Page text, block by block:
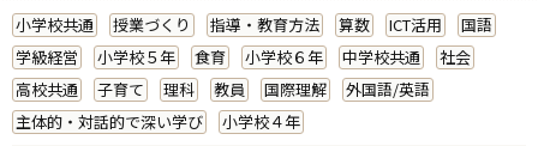
小学校共通 授業づくり 指導・教育方法 算数 ICT活用
国語
学級経営
小学校５年 食育 小学校６年 中学校共通
社会
高校共通
子育て 理科 教員 国際理解
外国語/英語
主体的・対話的で深い学び
小学校４年